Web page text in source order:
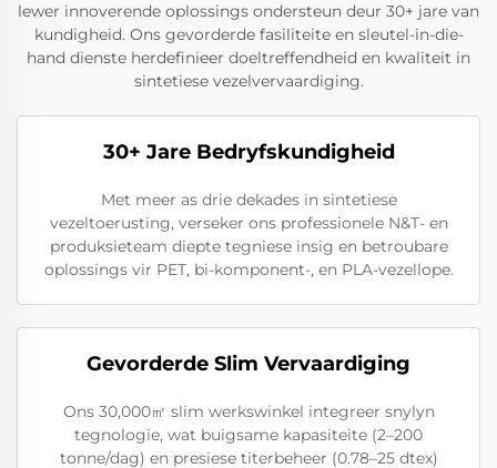
lewer innoverende oplossings ondersteun deur 30+ jare van
kundigheid. Ons gevorderde fasiliteite en sleutel-in-die-
hand dienste herdefinieer doeltreffendheid en kwaliteit in
sintetiese vezelvervaardiging.
30+ Jare Bedryfskundigheid
Met meer as drie dekades in sintetiese
vezeltoerusting, verseker ons professionele N&T- en
produksieteam diepte tegniese insig en betroubare
oplossings vir PET, bi-komponent-, en PLA-vezellope.
Gevorderde Slim Vervaardiging
Ons 30,000㎡ slim werkswinkel integreer snylyn
tegnologie, wat buigsame kapasiteite (2–200
tonne/dag) en presiese titerbeheer (0.78–25 dtex)